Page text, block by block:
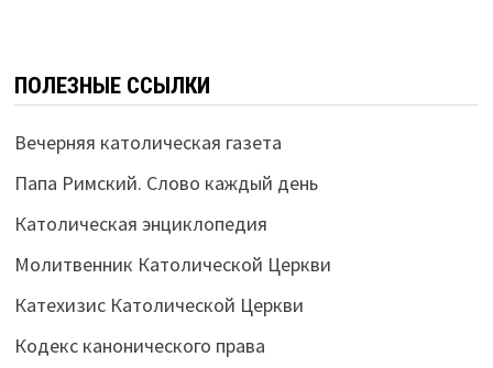
ПОЛЕЗНЫЕ ССЫЛКИ
Вечерняя католическая газета
Папа Римский. Слово каждый день
Католическая энциклопедия
Молитвенник Католической Церкви
Катехизис Католической Церкви
Кодекс канонического права